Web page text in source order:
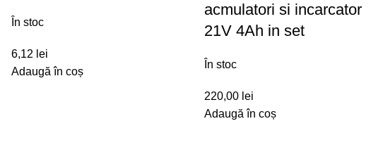
În stoc
6,12 lei
Adaugă în coș
acmulatori si incarcator
21V 4Ah in set
În stoc
220,00 lei
Adaugă în coș